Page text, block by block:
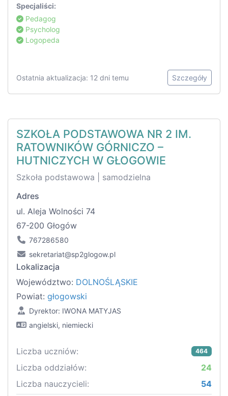
Specjaliści:
Pedagog
Psycholog
Logopeda
Ostatnia aktualizacja: 12 dni temu Szczegóły
SZKOŁA PODSTAWOWA NR 2 IM.
RATOWNIKÓW GÓRNICZO –
HUTNICZYCH W GŁOGOWIE
Szkoła podstawowa | samodzielna
Adres
ul. Aleja Wolności 74
67-200 Głogów
767286580
sekretariat@sp2glogow.pl
Lokalizacja
Województwo: DOLNOŚLĄSKIE
Powiat: głogowski
Dyrektor: IWONA MATYJAS
angielski, niemiecki
Liczba uczniów: 464
Liczba oddziałów:
24
Liczba nauczycieli:
54